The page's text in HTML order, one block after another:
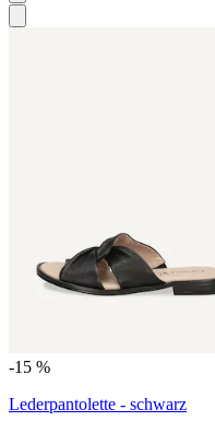
-15 %
Lederpantolette - schwarz